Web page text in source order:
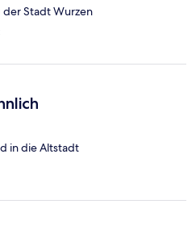
Stadt Wurzen
in die Altstadt